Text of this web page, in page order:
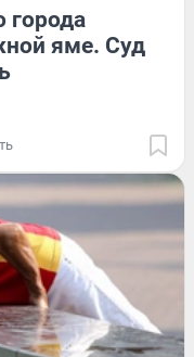
города
яме. Суд